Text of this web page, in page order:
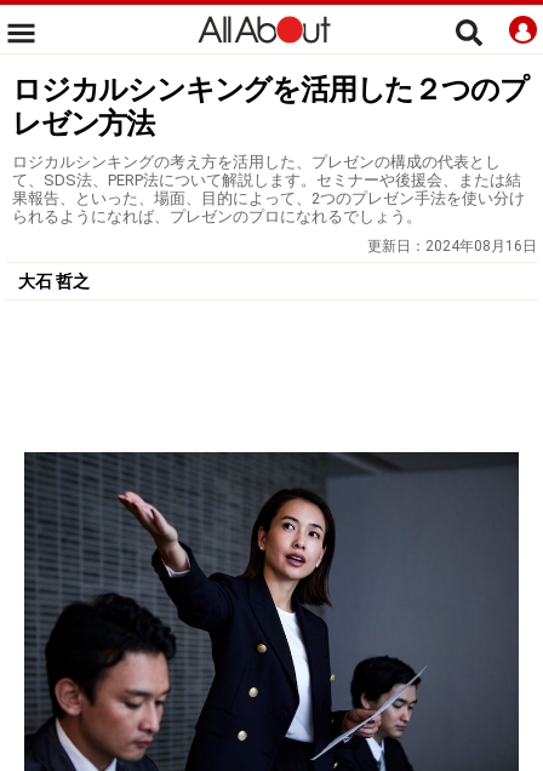
ロジカルシンキングを活用した２つのプ
レゼン方法
ロジカルシンキングの考え方を活用した、プレゼンの構成の代表とし
て、SDS法、PERP法について解説します。セミナーや後援会、または結
果報告、といった、場面、目的によって、2つのプレゼン手法を使い分け
られるようになれば、プレゼンのプロになれるでしょう。
更新日： 2024年08月16日
大石 哲之